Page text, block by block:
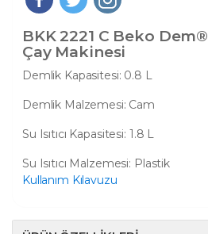
BKK 2221 C Beko Dem®
Çay Makinesi
Demlik Kapasitesi: 0.8 L
Demlik Malzemesi: Cam
Su Isıtıcı Kapasitesi: 1.8 L
Su Isıtıcı Malzemesi: Plastik
Kullanım Kılavuzu